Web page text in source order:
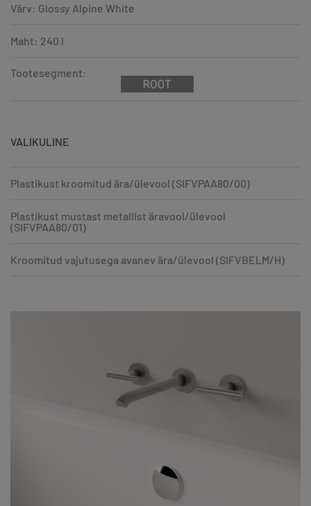
Värv: Glossy Alpine White
Maht: 240 l
Tootesegment:
VALIKULINE
Plastikust kroomitud ära/ülevool (SIFVPAA80/00)
Plastikust mustast metallist äravool/ülevool
(SIFVPAA80/01)
Kroomitud vajutusega avanev ära/ülevool (SIFVBELM/H)